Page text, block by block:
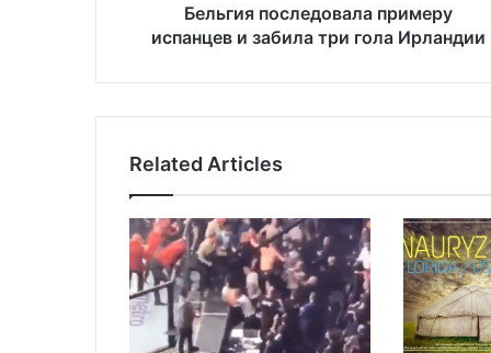
д
л
а
п
р
и
м
е
Бельгия последовала примеру
испанцев и забила три гола Ирландии
Related Articles